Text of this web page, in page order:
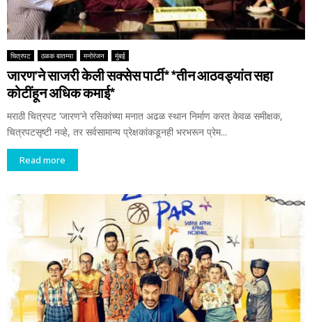
चित्रपट ठळक बातम्या मनोरंजन मुंबई
जारण’ने साजरी केली सक्सेस पार्टी* *तीन आठवड्यांत सहा
कोटींहून अधिक कमाई*
मराठी चित्रपट ‘जारण’ने रसिकांच्या मनात अढळ स्थान निर्माण करत केवळ समीक्षक,
चित्रपटसृष्टी नव्हे, तर सर्वसामान्य प्रेक्षकांकडूनही भरभरून प्रेम...
Read more